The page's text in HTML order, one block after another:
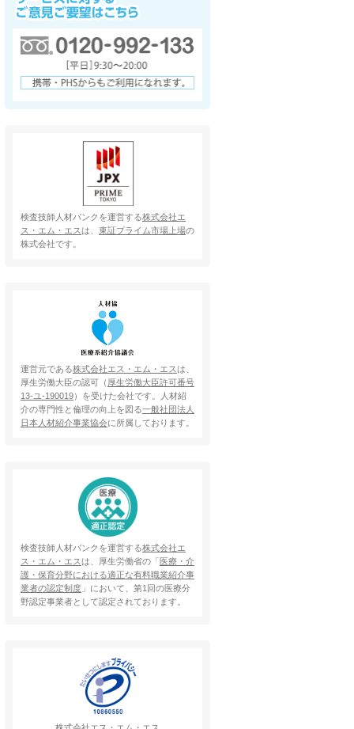
検査技師人材バンクを運営する株式会社エ
ス・エム・エスは、 東証プライム市場上場の
株式会社です。
運営元である株式会社エス・エム・エスは、
厚生労働大臣の認可（ 厚生労働大臣許可番号
13-ユ-190019）を受けた会社です。人材紹
介の専門性と倫理の向上を図る一般社団法人
日本人材紹介事業協会に所属しております。
検査技師人材バンクを運営する株式会社エ
ス・エム・エスは、厚生労働省の「 医療・介
護・保育分野における適正な有料職業紹介事
業者の認定制度」において、第1回の医療分
野認定事業者として認定されております。